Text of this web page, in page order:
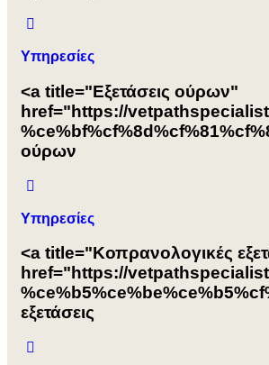
Υπηρεσίες
<a title="Εξετάσεις ούρων"
href="https://
ούρων
Υπηρεσίες
<a title="Κοπρανολογικές
href="https://
εξετάσεις